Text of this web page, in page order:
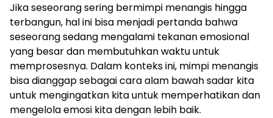
Jika seseorang sering bermimpi menangis hingga
terbangun, hal ini bisa menjadi pertanda bahwa
seseorang sedang mengalami tekanan emosional
yang besar dan membutuhkan waktu untuk
memprosesnya. Dalam konteks ini, mimpi menangis
bisa dianggap sebagai cara alam bawah sadar kita
untuk mengingatkan kita untuk memperhatikan dan
mengelola emosi kita dengan lebih baik.